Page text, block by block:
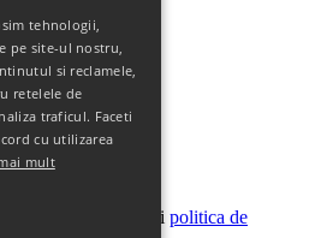
1, București.
rugăm să consultați politica de
tehnologii,
pe site-ul nostru,
si reclamele,
retelele de
traficul. Faceti
cu utilizarea
mult